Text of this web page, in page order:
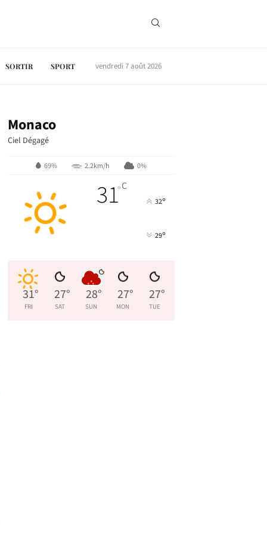
SORTIR SPORT vendredi 7 août 2026
Monaco
Ciel Dégagé
69% 2.2km/h 0%
31°C
32°
29°
31°
FRI
27°
SAT
28°
SUN
27°
MON
27°
TUE